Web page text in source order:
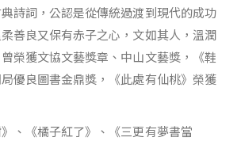
詩詞，公認是從傳統過渡到現代的成功
善良又保有赤子之心，文如其人，溫潤
榮獲文協文藝獎章、中山文藝獎，《鞋
優良圖書金鼎獎，《此處有仙桃》榮獲
、《橘子紅了》、《三更有夢書當